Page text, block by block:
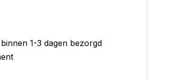
1-3 dagen bezorgd